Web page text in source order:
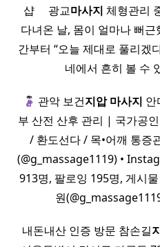
샵 ​ ​ ​ ​ 광교마사지 체형관리
다녀온 날, 몸이 얼마나 뻐
간부터 “오늘 제대로 풀리겠
네에서 흔히 볼 수
관악 보건지압 마사지 안
부 산전 산후 관리 | 국가공
/ 환도선다 / 목•어깨 통증
(@g_massage1119) •
913명, 팔로잉 195명, 게시
원
내돈내산 인증 방문 참손길